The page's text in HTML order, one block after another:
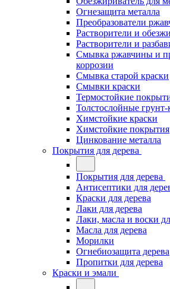
Огнезащита металла
Преобразователи
Растворители и
Растворители и
Смывка ржавчины и
коррозии
Смывка старой краски
Смывки краски
Термостойкие
Толстослойные грунт-
Химстойкие краски
Химстойкие покрытия
Цинкование металла
Покрытия для дерева
Покрытия для дерева
Антисептики для
Краски для дерева
Лаки для дерева
Лаки, масла и воски
Масла для дерева
Морилки
Огнебиозащита дерева
Пропитки для дерева
Краски и эмали